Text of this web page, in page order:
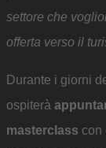
settore che
offerta verso il
Durante i giorni
ospiterà
masterclass con